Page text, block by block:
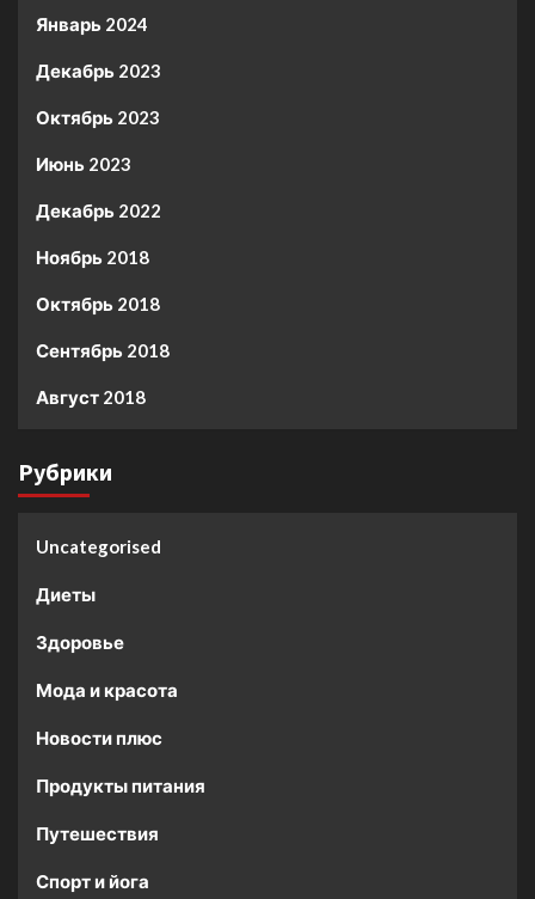
Январь 2024
Декабрь 2023
Октябрь 2023
Июнь 2023
Декабрь 2022
Ноябрь 2018
Октябрь 2018
Сентябрь 2018
Август 2018
Рубрики
Uncategorised
Диеты
Здоровье
Мода и красота
Новости плюс
Продукты питания
Путешествия
Спорт и йога